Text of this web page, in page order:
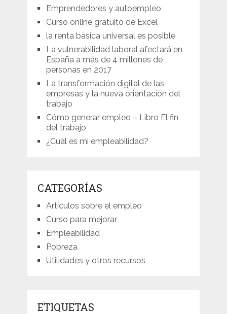
Emprendedores y autoempleo
Curso online gratuito de Excel
la renta básica universal es posible
La vulnerabilidad laboral afectará en
España a más de 4 millones de
personas en 2017
La transformación digital de las
empresas y la nueva orientación del
trabajo
Cómo generar empleo – Libro El fin
del trabajo
¿Cuál es mi empleabilidad?
CATEGORÍAS
Artículos sobre el empleo
Curso para mejorar
Empleabilidad
Pobreza
Utilidades y otros recursos
ETIQUETAS